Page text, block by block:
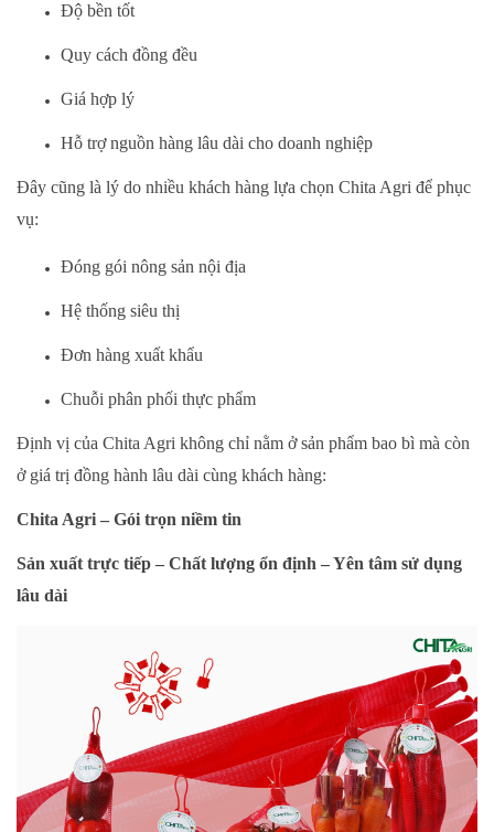
Độ bền tốt
Quy cách đồng đều
Giá hợp lý
Hỗ trợ nguồn hàng lâu dài cho doanh nghiệp
Đây cũng là lý do nhiều khách hàng lựa chọn Chita Agri để phục
vụ:
Đóng gói nông sản nội địa
Hệ thống siêu thị
Đơn hàng xuất khẩu
Chuỗi phân phối thực phẩm
Định vị của Chita Agri không chỉ nằm ở sản phẩm bao bì mà còn
ở giá trị đồng hành lâu dài cùng khách hàng:
Chita Agri – Gói trọn niềm tin
Sản xuất trực tiếp – Chất lượng ổn định – Yên tâm sử dụng
lâu dài